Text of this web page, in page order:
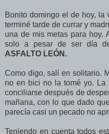
Bonito domingo el de hoy, la
terminé tarde de currar y
una de mis metas para hoy.
solo a pesar de ser día
ASFALTO LEÓN.
Como digo, salí en solitario.
no en bici no la tomé yo. La
conciliarse después de
mañana, con lo que dado
parecía casi un pecado no
Teniendo en cuenta todos